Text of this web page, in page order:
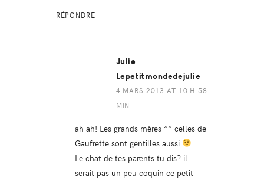
RÉPONDRE
Julie
Lepetitmondedejulie
4 MARS 2013 AT 10 H 58
MIN
ah ah! Les grands mères ^^ celles de
Gaufrette sont gentilles aussi
Le chat de tes parents tu dis? il
serait pas un peu coquin ce petit